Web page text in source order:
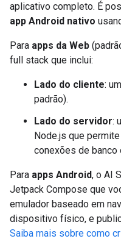
aplicativo completo. É
app Android nativo
Para apps da Web
full stack que inclui:
Lado do cliente:
padrão).
Lado do servidor:
Node.js que
conexões de banco
Para apps Android, o AI
Jetpack Compose que
emulador baseado em
dispositivo físico, e
Saiba mais sobre como